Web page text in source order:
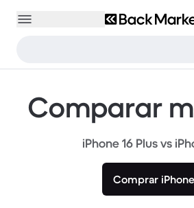
Comparar
iPhone 16 Plus vs
Comprar iPhone